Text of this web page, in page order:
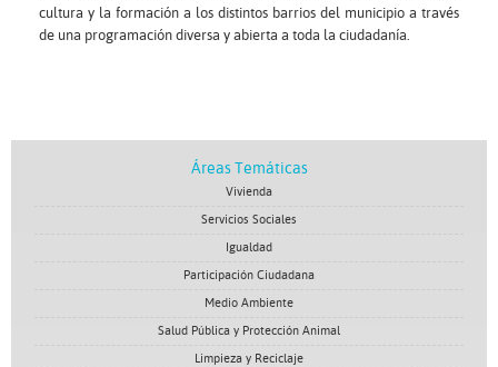
cultura y la formación a los distintos barrios del municipio a través
de una programación diversa y abierta a toda la ciudadanía.
Áreas Temáticas
Vivienda
Servicios Sociales
Igualdad
Participación Ciudadana
Medio Ambiente
Salud Pública y Protección Animal
Limpieza y Reciclaje